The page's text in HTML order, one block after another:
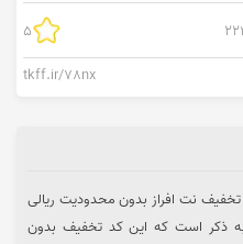
5
tkff.ir/78nx
کردن کد تخفیف می توانید از 11% تخفیف نت افراز بدون محدودیت ریالی
به ذکر است که این کد تخفیف بدون